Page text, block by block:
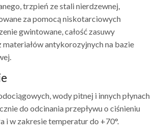
trzpień ze stali nierdzewnej,
za pomocą niskotarciowych
gwintowane, całość zasuwy
antykorozyjnych na bazie
wody pitnej i innych płynach
do odcinania przepływu o ciśnieniu
i w zakresie temperatur do +70°.